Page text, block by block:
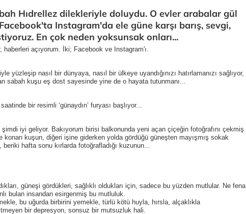
Hıdrellez dilekleriyle doluydu. O evler arabalar gül
Instagram'da ele güne karşı barış, sevgi,
En çok neden yoksunsak onları...
haberleri açıyorum. İki; Facebook ve Instagram'ı.
yüzleşip nasıl bir dünyaya, nasıl bir ülkeye uyandığınızı hatırlamanızı sağlıyor,
sabah kuşu eş dost sayesinde yine de o hayata tutunmanı...
bir resimli ‘günaydın’ furyası başlıyor...
iyi geliyor. Bakıyorum birisi balkonunda yeni açan çiçeğin fotoğrafını çekmiş
konan kuşun, diğeri işine giderken yolda gördüğü güneşten mayışmış sokak
hafta sonu kırlarda fotoğrafladığı kuzunun...
güneşi gördükleri, sağlıklı oldukları için, sadece bu yüzden mutlular. Ne fena
bulan insandan esirgenmiş bu mutluluk.
bu uğurda birbirini yemekle, türlü kötü huyla, hırsla, alçaklıkla
bir depresyon, sonsuz bir mutsuzluk hali.